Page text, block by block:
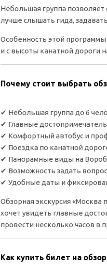
Небольшая группа
лучше слышать гида,
Особенность этой программы
и с высоты канатной дороги
Почему стоит выбрать
✔ Небольшая группа до 6
✔ Главные
✔ Комфортный автобус и
✔ Поездка по канатной
✔ Панорамные виды на
✔ Возможность задать
✔ Удобные даты и
Обзорная экскурсия «Москва
хочет увидеть главные
провести несколько часов в
Как купить билет на